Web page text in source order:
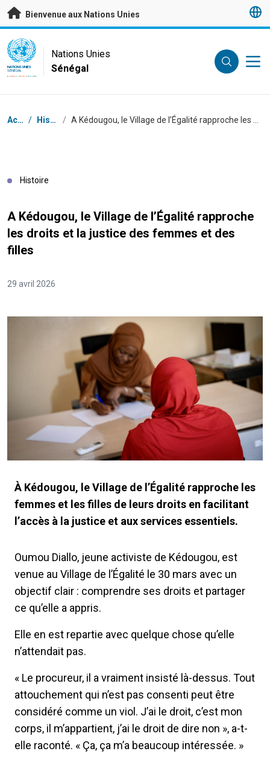
Passer au contenu principal
Bienvenue aux Nations Unies
UN Logo
NATIONS UNIES
SÉNÉGAL
Nations Unies
Sénégal
Fil d'Ariane
Accueil / Histoires /
Histoire
A Kédougou, le Village de l’Égalité rapproche
les droits et la justice des femmes et des
filles
29 avril 2026
À Kédougou, le Village de l’Égalité rapproche les
femmes et les filles de leurs droits en facilitant
l’accès à la justice et aux services essentiels.
Oumou Diallo, jeune activiste de Kédougou, est
venue au Village de l’Égalité le 30 mars avec un
objectif clair : comprendre ses droits et partager
ce qu’elle a appris.
Elle en est repartie avec quelque chose qu’elle
n’attendait pas.
« Le procureur, il a vraiment insisté là-dessus. Tout
attouchement qui n’est pas consenti peut être
considéré comme un viol. J’ai le droit, c’est mon
corps, il m’appartient, j’ai le droit de dire non », a-t-
elle raconté. « Ça, ça m’a beaucoup intéressée. »